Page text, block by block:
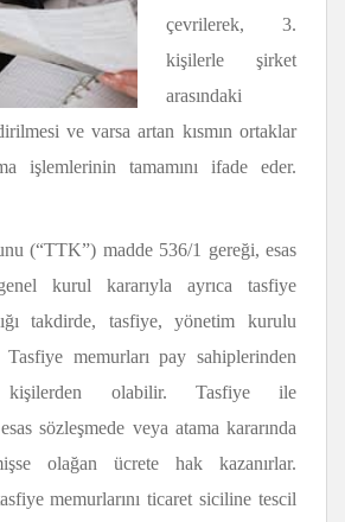
çevrilerek, 3.
kişilerle şirket
arasındaki
ve varsa artan kısmın ortaklar
işlemlerinin tamamını ifade eder.
(“TTK”) madde 536/1 gereği, esas
kurul kararıyla ayrıca tasfiye
takdirde, tasfiye, yönetim kurulu
Tasfiye memurları pay sahiplerinden
olabilir. Tasfiye ile
sözleşmede veya atama kararında
olağan ücrete hak kazanırlar.
memurlarını ticaret siciline tescil